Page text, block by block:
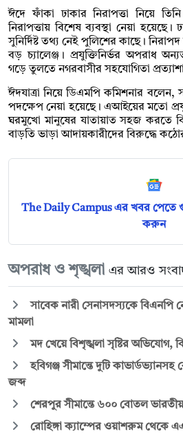
ঈদে ফাঁকা ঢাকার নিরাপত্তা নিয়ে
নিরাপত্তায় বিশেষ ব্যবস্থা নেয়া
সুনির্দিষ্ট তথ্য নেই পুলিশের কাছে।
বড় চ্যালেঞ্জ। প্রযুক্তিনির্ভর অপরাধ
গড়ে তুলতে নগরবাসীর সহযোগিতা
ঈদযাত্রা নিয়ে ডিএমপি কমিশনার বলেন,
পদক্ষেপ নেয়া হয়েছে। এআইয়ের মতো
ঘরমুখো মানুষের যাতায়াত সহজ করতে
বাড়তি ভাড়া আদায়কারীদের বিরুদ্ধে কঠোর
The Daily Campus এর খবর পেতে
করুন
অপরাধ ও শৃঙ্খলা এর আরও
সাবেক নারী সেনাসদস্যকে বিএনপি
মামলা
মদ খেয়ে বিশৃঙ্খলা সৃষ্টির অভিযোগ,
হবিগঞ্জ সীমান্তে দুটি
জব্দ
শেরপুর সীমান্তে ৬০০ বোতল
রোহিঙ্গা ক্যাম্পের ওয়াশরুম থেকে